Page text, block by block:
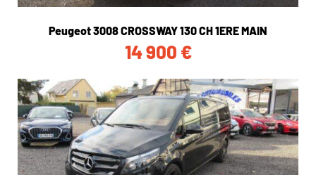
Peugeot 3008 CROSSWAY 130 CH 1ERE MAIN
14 900 €